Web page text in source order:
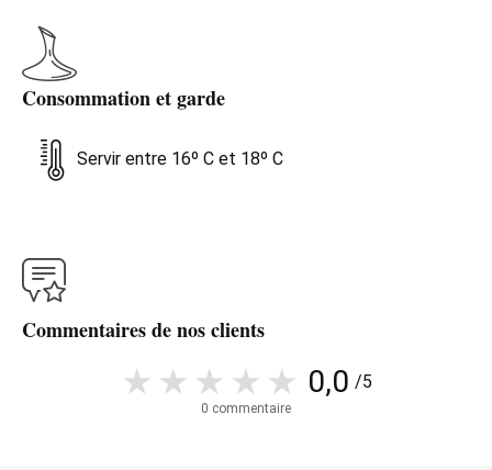
Consommation et garde
Servir entre 16º C et 18º C
Commentaires de nos clients
0,0 /5
0 commentaire